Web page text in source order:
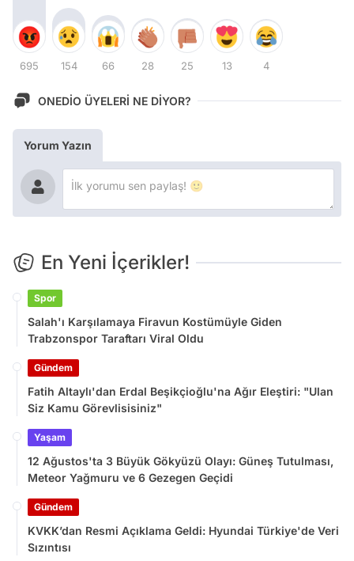
695 154 66 28 25 13 4
ONEDİO ÜYELERİ NE DİYOR?
Yorum Yazın
En Yeni İçerikler!
Spor
Salah'ı Karşılamaya Firavun Kostümüyle Giden
Trabzonspor Taraftarı Viral Oldu
Gündem
Fatih Altaylı'dan Erdal Beşikçioğlu'na Ağır Eleştiri: "Ulan
Siz Kamu Görevlisisiniz"
Yaşam
12 Ağustos'ta 3 Büyük Gökyüzü Olayı: Güneş Tutulması,
Meteor Yağmuru ve 6 Gezegen Geçidi
Gündem
KVKK’dan Resmi Açıklama Geldi: Hyundai Türkiye'de Veri
Sızıntısı